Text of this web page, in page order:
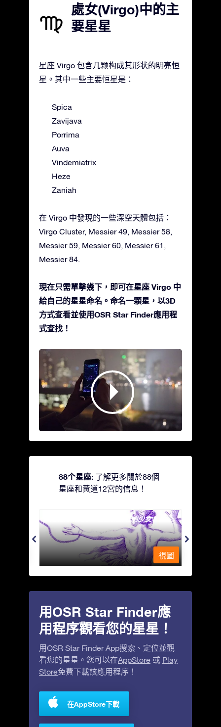
處女(Virgo)中的主
要星星
星座 Virgo 包含几颗构成其形状的明亮恒
星。其中一些主要恒星是：
Spica
Zavijava
Porrima
Auva
Vindemiatrix
Heze
Zaniah
在 Virgo 中發現的一些深空天體包括：
Virgo Cluster, Messier 49, Messier 58,
Messier 59, Messier 60, Messier 61,
Messier 84.
現在只需單擊幾下，即可在星座 Virgo 中
給自己的星星命名。命名一顆星，以3D
方式查看並使用OSR Star Finder應用程
式查找！
88个星座: 了解更多關於88個
星座和黃道12宮的信息！
Andromeda - 被鐵鍊鎖著的少女
視圖
用OSR Star Finder應
用程序觀看您的星星！
用OSR Star Finder App搜索、定位並觀
看您的星星。您可以在AppStore 或 Play
Store免費下載該應用程序！
在AppStore下載